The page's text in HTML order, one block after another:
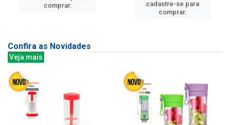
comprar.
cadastre-se para
comprar.
Confira as Novidades
Veja mais